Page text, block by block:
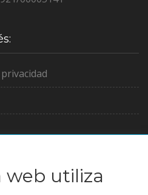
web utiliza